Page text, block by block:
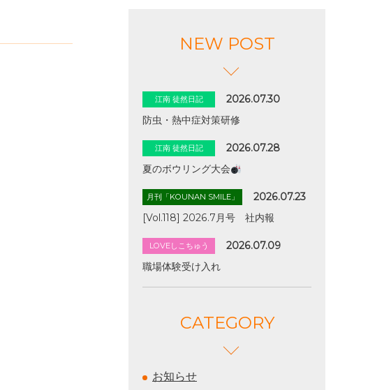
NEW POST
江南 徒然日記
2026.07.30
防虫・熱中症対策研修
江南 徒然日記
2026.07.28
夏のボウリング大会
月刊「KOUNAN SMILE」
2026.07.23
[Vol.118] 2026.7月号 社内報
LOVEしこちゅう
2026.07.09
職場体験受け入れ
CATEGORY
お知らせ